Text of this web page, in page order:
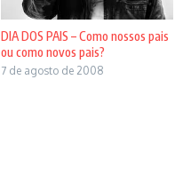
DIA DOS PAIS – Como nossos pais
ou como novos pais?
7 de agosto de 2008